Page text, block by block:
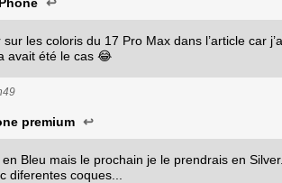
les coloris du 17 Pro Max dans l’article car
avait été le cas 😂
premium ↩
Bleu mais le prochain je le prendrais en
diferentes coques...